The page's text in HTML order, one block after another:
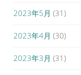
2023年5月 (31)
2023年4月 (30)
2023年3月 (31)